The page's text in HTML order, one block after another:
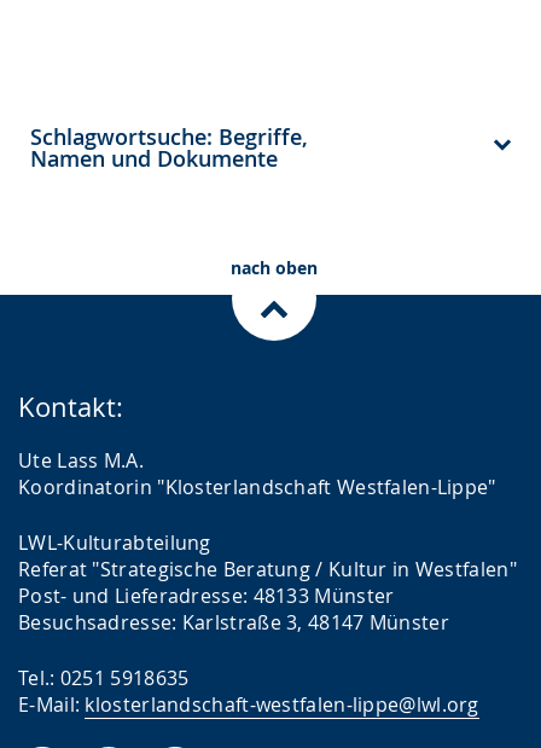
Schlagwortsuche: Begriffe,
Namen und Dokumente
nach oben
Kontakt:
Ute Lass M.A.
Koordinatorin "Klosterlandschaft Westfalen-Lippe"
LWL-Kulturabteilung
Referat "Strategische Beratung / Kultur in Westfalen"
Post- und Lieferadresse: 48133 Münster
Besuchsadresse: Karlstraße 3, 48147 Münster
Tel.: 0251 5918635
E-Mail: klosterlandschaft-westfalen-lippe@lwl.org